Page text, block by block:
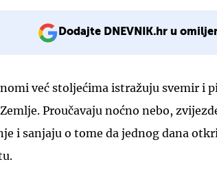
Dodajte DNEVNIK.hr u
već stoljećima istražuju svemir i
Proučavaju noćno nebo,
i sanjaju o tome da jednog dana